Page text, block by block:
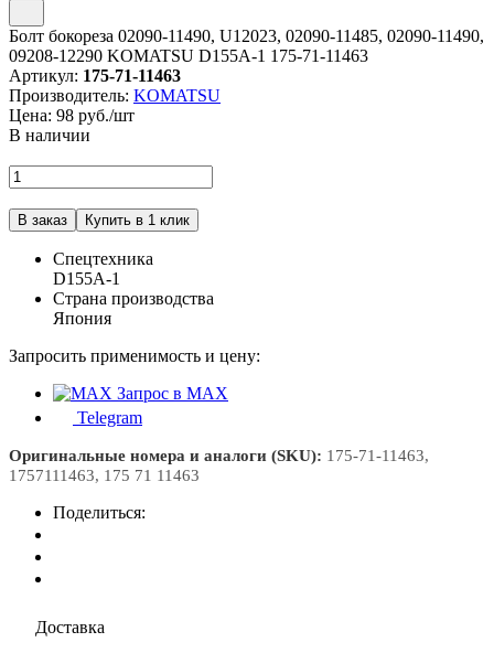
Болт бокореза 02090-11490, U12023, 02090-11485, 02090-11490,
09208-12290 KOMATSU D155A-1 175-71-11463
Артикул: 175-71-11463
Производитель: KOMATSU
Цена: 98 руб./шт
В наличии
Спецтехника
D155A-1
Страна производства
Япония
Запросить применимость и цену:
Запрос в MAX
Telegram
Оригинальные номера и аналоги (SKU): 175-71-11463,
1757111463, 175 71 11463
Поделиться:
Доставка